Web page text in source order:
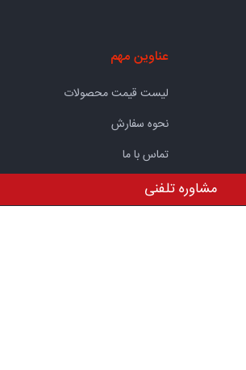
عناوین مهم
لیست قیمت محصولات
نحوه سفارش
تماس با ما
درباره ما
مشاوره تلفنی